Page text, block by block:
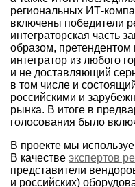
региональных ИТ-
включены победители
интеграторская часть
образом, претендентом
интегратор из любого
и не доставляющий
в том числе и
российскими и
рынка. В итоге в
голосования было
В проекте мы
В качестве экспертов
представители
и российских)